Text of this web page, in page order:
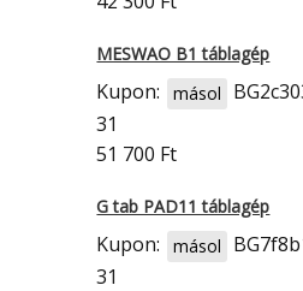
MESWAO B1 táblagép
Kupon: másol
31
51 700 Ft
G tab PAD11 táblagép
Kupon: másol
31